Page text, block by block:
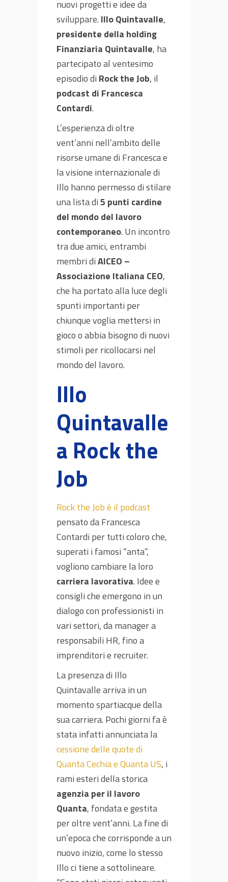
nuovi progetti e idee da
sviluppare. Illo Quintavalle,
presidente della holding
Finanziaria Quintavalle, ha
partecipato al ventesimo
episodio di Rock the Job, il
podcast di Francesca
Contardi.
L’esperienza di oltre
vent’anni nell’ambito delle
risorse umane di Francesca e
la visione internazionale di
Illo hanno permesso di stilare
una lista di5 punti cardine
del mondo del lavoro
contemporaneo. Un incontro
tra due amici, entrambi
membri diAICEO –
Associazione Italiana CEO,
che ha portato alla luce degli
spunti importanti per
chiunque voglia mettersi in
gioco o abbia bisogno di nuovi
stimoli per ricollocarsi nel
mondo del lavoro.
Illo
Quintavalle
a Rock the
Job
Rock the Job è il podcast
pensato da Francesca
Contardi per tutti coloro che,
superati i famosi “anta”,
vogliono cambiare la loro
carriera lavorativa. Idee e
consigli che emergono in un
dialogo con professionisti in
vari settori, da manager a
responsabili HR, fino a
imprenditori e recruiter.
La presenza di Illo
Quintavalle arriva in un
momento spartiacque della
sua carriera. Pochi giorni fa è
stata infatti annunciata la
cessione delle quote di
Quanta Cechia e Quanta US, i
rami esteri della storica
agenzia per il lavoro
Quanta, fondata e gestita
per oltre vent’anni. La fine di
un’epoca che corrisponde a un
nuovo inizio, come lo stesso
Illo ci tiene a sottolineare.